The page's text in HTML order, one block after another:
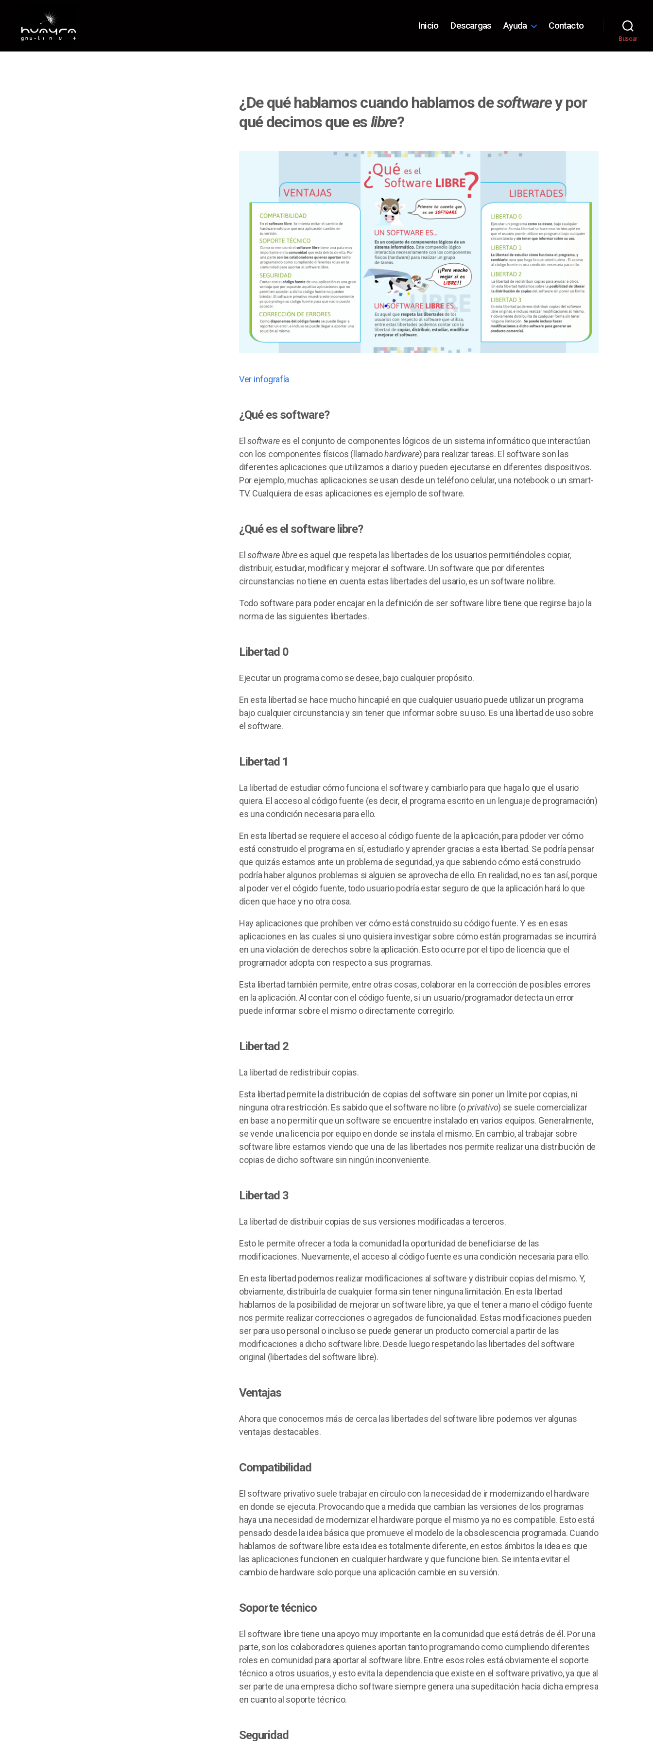
Inicio Descargas Ayuda Contacto
Buscar
¿De qué hablamos cuando hablamos desoftwarey por
qué decimos que eslibre?
Ver infografía
¿Qué es software?
Elsoftware es el conjunto de componentes lógicos de un sistema informático que interactúan
con los componentes físicos (llamadohardware) para realizar tareas. El software son las
diferentes aplicaciones que utilizamos a diario y pueden ejecutarse en diferentes dispositivos.
Por ejemplo, muchas aplicaciones se usan desde un teléfono celular, una notebook o un smart-
TV. Cualquiera de esas aplicaciones es ejemplo de software.
¿Qué es el software libre?
Elsoftware librees aquel que respeta las libertades de los usuarios permitiéndoles copiar,
distribuir, estudiar, modificar y mejorar el software. Un software que por diferentes
circunstancias no tiene en cuenta estas libertades del usario, es un software no libre.
Todo software para poder encajar en la definición de ser software libre tiene que regirse bajo la
norma de las siguientes libertades.
Libertad 0
Ejecutar un programa como se desee, bajo cualquier propósito.
En esta libertad se hace mucho hincapié en que cualquier usuario puede utilizar un programa
bajo cualquier circunstancia y sin tener que informar sobre su uso. Es una libertad de uso sobre
el software.
Libertad 1
La libertad de estudiar cómo funciona el software y cambiarlo para que haga lo que el usario
quiera. El acceso al código fuente (es decir, el programa escrito en un lenguaje de programación)
es una condición necesaria para ello.
En esta libertad se requiere el acceso al código fuente de la aplicación, para pdoder ver cómo
está construido el programa en sí, estudiarlo y aprender gracias a esta libertad. Se podría pensar
que quizás estamos ante un problema de seguridad, ya que sabiendo cómo está construido
podría haber algunos problemas si alguien se aprovecha de ello. En realidad, no es tan así, porque
al poder ver el cógido fuente, todo usuario podría estar seguro de que la aplicación hará lo que
dicen que hace y no otra cosa.
Hay aplicaciones que prohíben ver cómo está construido su código fuente. Y es en esas
aplicaciones en las cuales si uno quisiera investigar sobre cómo están programadas se incurrirá
en una violación de derechos sobre la aplicación. Esto ocurre por el tipo de licencia que el
programador adopta con respecto a sus programas.
Esta libertad también permite, entre otras cosas, colaborar en la corrección de posibles errores
en la aplicación. Al contar con el código fuente, si un usuario/programador detecta un error
puede informar sobre el mismo o directamente corregirlo.
Libertad 2
La libertad de redistribuir copias.
Esta libertad permite la distribución de copias del software sin poner un límite por copias, ni
ninguna otra restricción. Es sabido que el software no libre (oprivativo) se suele comercializar
en base a no permitir que un software se encuentre instalado en varios equipos. Generalmente,
se vende una licencia por equipo en donde se instala el mismo. En cambio, al trabajar sobre
software libre estamos viendo que una de las libertades nos permite realizar una distribución de
copias de dicho software sin ningún inconveniente.
Libertad 3
La libertad de distribuir copias de sus versiones modificadas a terceros.
Esto le permite ofrecer a toda la comunidad la oportunidad de beneficiarse de las
modificaciones. Nuevamente, el acceso al código fuente es una condición necesaria para ello.
En esta libertad podemos realizar modificaciones al software y distribuir copias del mismo. Y,
obviamente, distribuirla de cualquier forma sin tener ninguna limitación. En esta libertad
hablamos de la posibilidad de mejorar un software libre, ya que el tener a mano el código fuente
nos permite realizar correcciones o agregados de funcionalidad. Estas modificaciones pueden
ser para uso personal o incluso se puede generar un producto comercial a partir de las
modificaciones a dicho software libre. Desde luego respetando las libertades del software
original (libertades del software libre).
Ventajas
Ahora que conocemos más de cerca las libertades del software libre podemos ver algunas
ventajas destacables.
Compatibilidad
El software privativo suele trabajar en círculo con la necesidad de ir modernizando el hardware
en donde se ejecuta. Provocando que a medida que cambian las versiones de los programas
haya una necesidad de modernizar el hardware porque el mismo ya no es compatible. Esto está
pensado desde la idea básica que promueve el modelo de la obsolescencia programada. Cuando
hablamos de software libre esta idea es totalmente diferente, en estos ámbitos la idea es que
las aplicaciones funcionen en cualquier hardware y que funcione bien. Se intenta evitar el
cambio de hardware solo porque una aplicación cambie en su versión.
Soporte técnico
El software libre tiene una apoyo muy importante en la comunidad que está detrás de él. Por una
parte, son los colaboradores quienes aportan tanto programando como cumpliendo diferentes
roles en comunidad para aportar al software libre. Entre esos roles está obviamente el soporte
técnico a otros usuarios, y esto evita la dependencia que existe en el software privativo, ya que al
ser parte de una empresa dicho software siempre genera una supeditación hacia dicha empresa
en cuanto al soporte técnico.
Seguridad